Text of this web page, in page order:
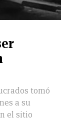
tomó
a su
el sitio